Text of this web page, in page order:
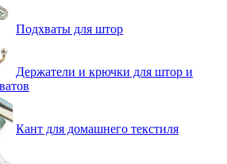
Подхваты для штор
Держатели и крючки для штор и
Кант для домашнего текстиля